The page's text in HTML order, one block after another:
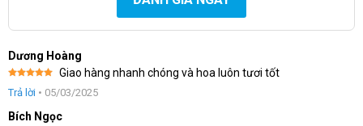
Dương Hoàng
Được xếp
hạng5 5
Giao hàng nhanh chóng và hoa luôn tươi tốt
Trả lời • 05/03/2025
Bích Ngọc